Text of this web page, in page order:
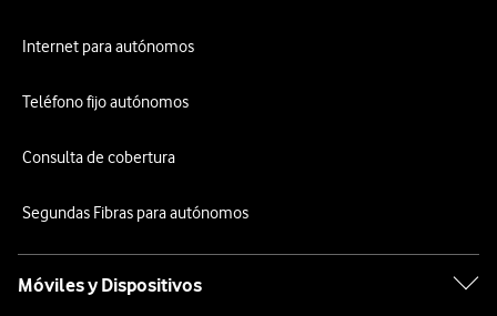
Internet para autónomos
Teléfono fijo autónomos
Consulta de cobertura
Segundas Fibras para autónomos
Móviles y Dispositivos